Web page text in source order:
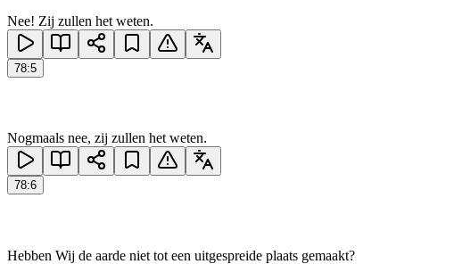
Nee! Zij zullen het weten.
78:5
Nogmaals nee, zij zullen het weten.
78:6
Hebben Wij de aarde niet tot een uitgespreide plaats gemaakt?